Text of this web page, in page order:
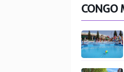
CONGO